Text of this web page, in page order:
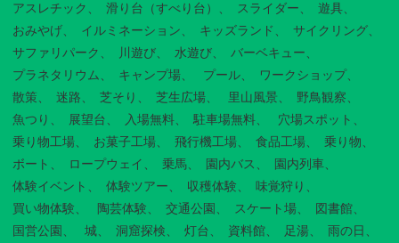
アスレチック 滑り台（すべり台） スライダー
遊具
おみやげ
イルミネーション キッズランド
サイクリング
サファリパーク
川遊び 水遊び
バーベキュー
プラネタリウム
キャンプ場 プール
ワークショップ
散策
迷路 芝そり 芝生広場 里山風景
野鳥観察
魚つり
展望台 入場無料 駐車場無料
穴場スポット
乗り物工場
お菓子工場 飛行機工場 食品工場
乗り物
ボート
ロープウェイ 乗馬 園内バス
園内列車
体験イベント
体験ツアー 収穫体験
味覚狩り
買い物体験
陶芸体験 交通公園 スケート場
図書館
国営公園
城 洞窟探検 灯台 資料館 足湯
雨の日